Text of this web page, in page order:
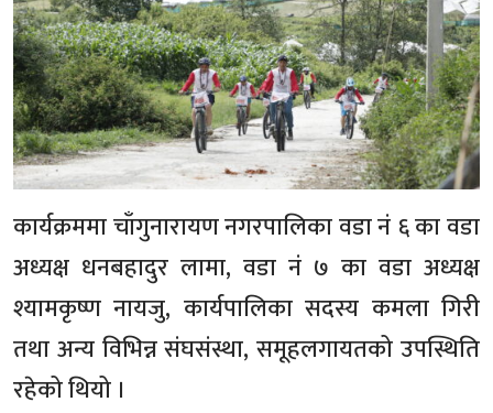
कार्यक्रममा चाँगुनारायण नगरपालिका वडा नं ६ का वडा
अध्यक्ष धनबहादुर लामा, वडा नं ७ का वडा अध्यक्ष
श्यामकृष्ण नायजु, कार्यपालिका सदस्य कमला गिरी
तथा अन्य विभिन्न संघसंस्था, समूहलगायतको उपस्थिति
रहेको थियो ।